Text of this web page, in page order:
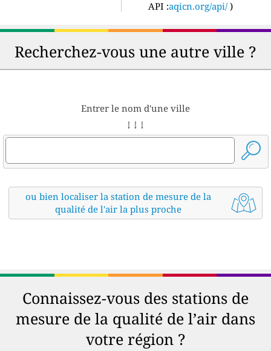
API :aqicn.org/api/ )
Recherchez-vous une autre ville ?
Entrer le nom d'une ville
↓ ↓ ↓
ou bien localiser la station de mesure de la
qualité de l'air la plus proche
Connaissez-vous des stations de
mesure de la qualité de l’air dans
votre région ?